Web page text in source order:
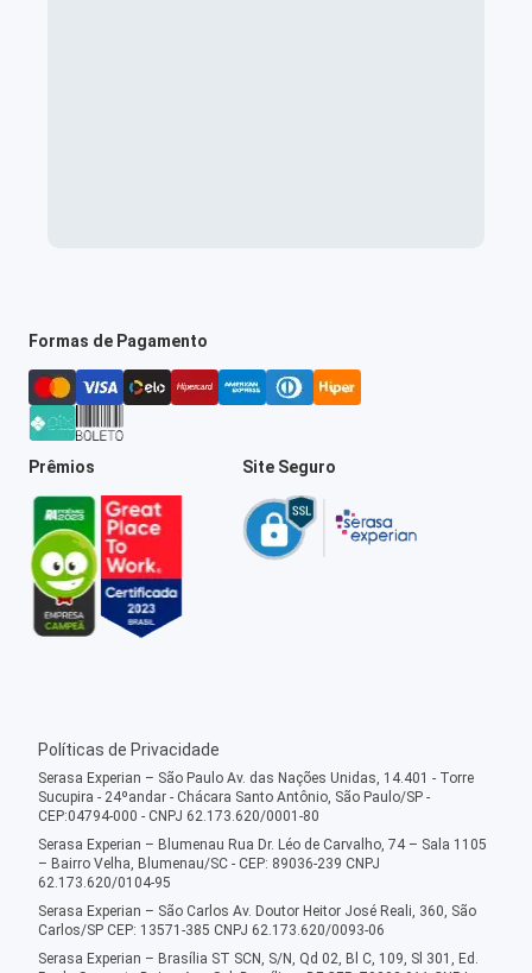
Formas de Pagamento
Prêmios Site Seguro
Políticas de Privacidade
Serasa Experian – São Paulo Av. das Nações Unidas, 14.401 - Torre
Sucupira - 24ºandar - Chácara Santo Antônio, São Paulo/SP -
CEP:04794-000 - CNPJ 62.173.620/0001-80
Serasa Experian – Blumenau Rua Dr. Léo de Carvalho, 74 – Sala 1105
– Bairro Velha, Blumenau/SC - CEP: 89036-239 CNPJ
62.173.620/0104-95
Serasa Experian – São Carlos Av. Doutor Heitor José Reali, 360, São
Carlos/SP CEP: 13571-385 CNPJ 62.173.620/0093-06
Serasa Experian – Brasília ST SCN, S/N, Qd 02, Bl C, 109, Sl 301, Ed.